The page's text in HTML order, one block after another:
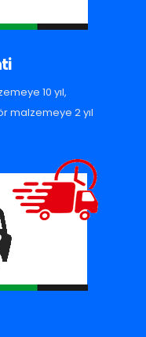
10 yıl,
malzemeye 2 yıl